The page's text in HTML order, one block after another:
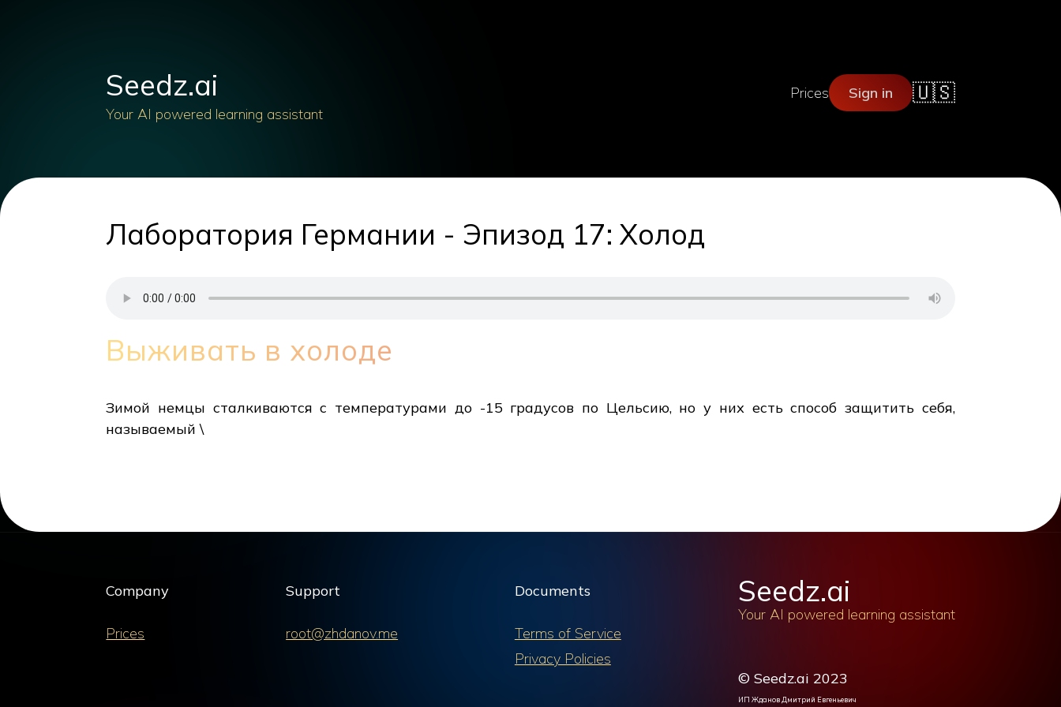
Seedz.ai
Your AI powered learning assistant
Prices Sign in 🇺🇸
Лаборатория Германии - Эпизод 17: Холод
Выживать в холоде
Зимой немцы сталкиваются с температурами до -15 градусов по Цельсию, но у них есть способ защитить себя,
называемый \
Company
Prices
Support
root@zhdanov.me
Documents
Terms of Service
Privacy Policies
Seedz.ai
Your AI powered learning assistant
© Seedz.ai 2023
ИП Жданов Дмитрий Евгеньевич